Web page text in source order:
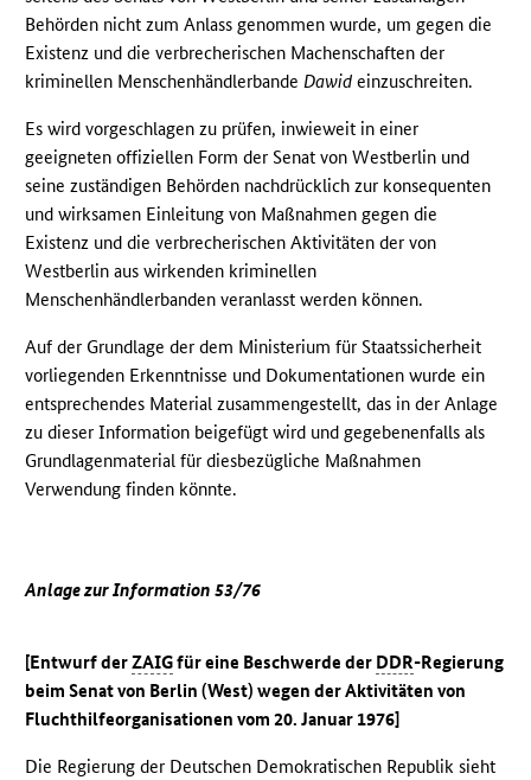
Behörden nicht zum Anlass genommen wurde, um gegen die
Existenz und die verbrecherischen Machenschaften der
kriminellen MenschenhändlerbandeDawid einzuschreiten.
Es wird vorgeschlagen zu prüfen, inwieweit in einer
geeigneten offiziellen Form der Senat von Westberlin und
seine zuständigen Behörden nachdrücklich zur konsequenten
und wirksamen Einleitung von Maßnahmen gegen die
Existenz und die verbrecherischen Aktivitäten der von
Westberlin aus wirkenden kriminellen
Menschenhändlerbanden veranlasst werden können.
Auf der Grundlage der dem Ministerium für Staatssicherheit
vorliegenden Erkenntnisse und Dokumentationen wurde ein
entsprechendes Material zusammengestellt, das in der Anlage
zu dieser Information beigefügt wird und gegebenenfalls als
Grundlagenmaterial für diesbezügliche Maßnahmen
Verwendung finden könnte.
Anlage zur Information 53/76
[Entwurf derZAIGfür eine Beschwerde der DDR-Regierung
beim Senat von Berlin (West) wegen der Aktivitäten von
Fluchthilfeorganisationen vom 20. Januar 1976]
Die Regierung der Deutschen Demokratischen Republik sieht